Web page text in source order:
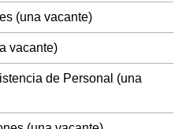
(una vacante)
vacante)
de Personal (una